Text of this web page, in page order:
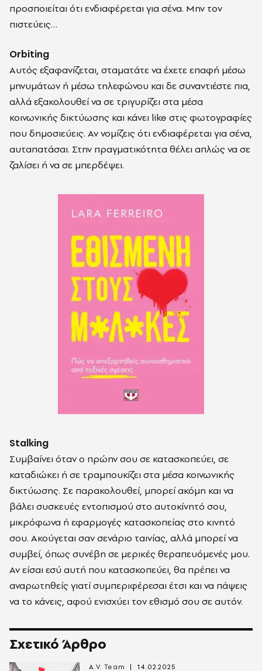
προσποιείται ότι ενδιαφέρεται για σένα. Μην τον
πιστεύεις…
Orbiting
Αυτός εξαφανίζεται, σταματάτε να έχετε επαφή μέσω
μηνυμάτων ή μέσω τηλεφώνου και δε συναντιέστε πια,
αλλά εξακολουθεί να σε τριγυρίζει στα μέσα
κοινωνικής δικτύωσης και κάνει like στις φωτογραφίες
που δημοσιεύεις. Αν νομίζεις ότι ενδιαφέρεται για σένα,
αυταπατάσαι. Στην πραγματικότητα θέλει απλώς να σε
ζαλίσει ή να σε μπερδέψει.
Stalking
Συμβαίνει όταν ο πρώην σου σε κατασκοπεύει, σε
καταδιώκει ή σε τραμπουκίζει στα μέσα κοινωνικής
δικτύωσης. Σε παρακολουθεί, μπορεί ακόμη και να
βάλει συσκευές εντοπισμού στο αυτοκίνητό σου,
μικρόφωνα ή εφαρμογές κατασκοπείας στο κινητό
σου. Ακούγεται σαν σενάριο ταινίας, αλλά μπορεί να
συμβεί, όπως συνέβη σε μερικές θεραπευόμενές μου.
Αν είσαι εσύ αυτή που κατασκοπεύει, θα πρέπει να
αναρωτηθείς γιατί συμπεριφέρεσαι έτσι και να πάψεις
να το κάνεις, αφού ενισχύει τον εθισμό σου σε αυτόν.
Σχετικό Άρθρο
A.V. Team 14.02.2025